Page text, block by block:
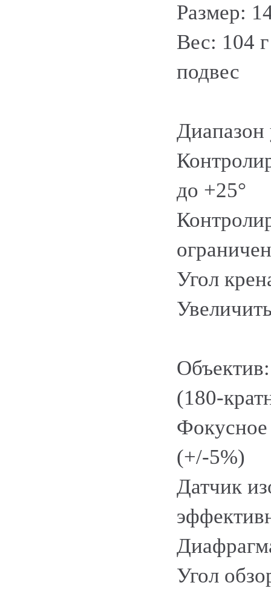
Размер:
Вес: 104 г
подвес
Диапазон
до +25°
Угол
(180-
Фокусное
(+/-5%)
Датчик
Угол